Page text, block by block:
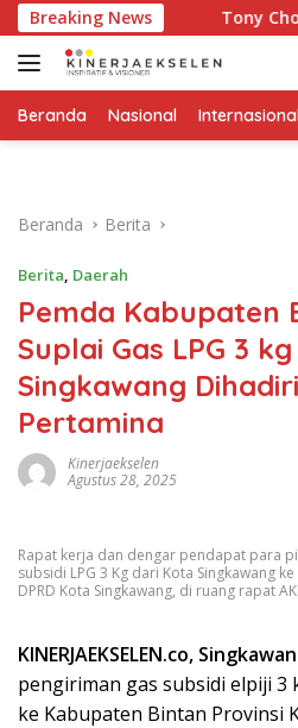
Langsung
ke
konten
Breaking NewsTony Chong
Beranda Nasional Internasional
Beranda Berita
Berita, Daerah
Pemda Kabupaten
Suplai Gas LPG 3
Singkawang
Pertamina
Kinerjaekselen
Agustus 28, 2025
Rapat kerja dan dengar pendapat para
subsidi LPG 3 Kg dari Kota Singkawang
DPRD Kota Singkawang, di ruang rapat
KINERJAEKSELEN.co,
pengiriman gas subsidi elpiji 3
ke Kabupaten Bintan Provinsi